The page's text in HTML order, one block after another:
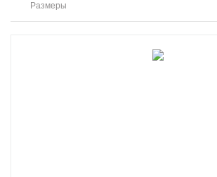
Размеры